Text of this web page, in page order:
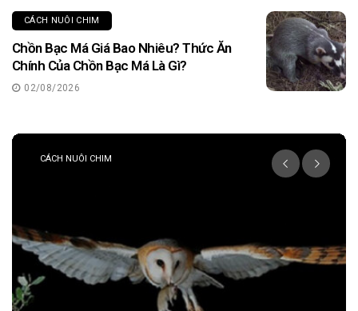
CÁCH NUÔI CHIM
Chồn Bạc Má Giá Bao Nhiêu? Thức Ăn
Chính Của Chồn Bạc Má Là Gì?
02/08/2026
CÁCH NUÔI CHIM